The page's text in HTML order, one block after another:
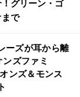
！グリーン・ゴ
で
ーズが耳から離
ズファミ
ンズ＆モンス